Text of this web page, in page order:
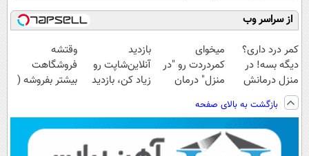
از سراسر وب
کمر درد داری؟
دیگه بسه! در
منزل درمانش
کن
(◀پرسش‌نامه)
میخوای
کمردردت رو "در
منزل" درمان
◂پرسش‌نامه)
بازدید
آنلاین‌شاپت رو
زیاد کن، بازدید
وقتشه
فروشگاهت
بیشتر بفروشه (
بازگشت به بالای صفحه